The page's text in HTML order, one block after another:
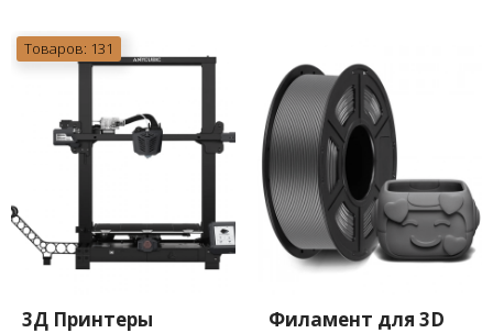
Товаров: 131
3Д Принтеры
Филамент для 3D